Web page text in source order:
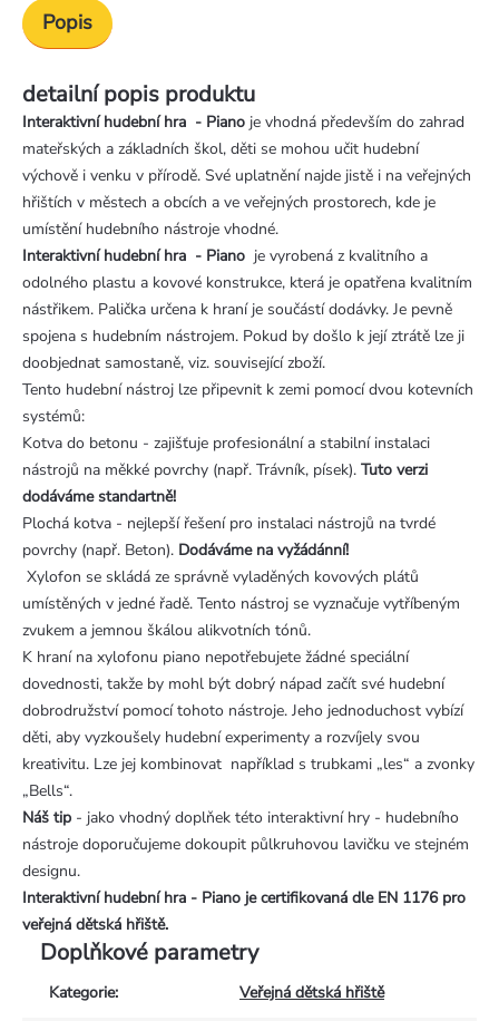
Popis
detailní popis produktu
Interaktivní hudební hra - Piano je vhodná především do zahrad
mateřských a základních škol, děti se mohou učit hudební
výchově i venku v přírodě. Své uplatnění najde jistě i na veřejných
hřištích v městech a obcích a ve veřejných prostorech, kde je
umístění hudebního nástroje vhodné.
Interaktivní hudební hra - Piano je vyrobená z kvalitního a
odolného plastu a kovové konstrukce, která je opatřena kvalitním
nástřikem. Palička určena k hraní je součástí dodávky. Je pevně
spojena s hudebním nástrojem. Pokud by došlo k její ztrátě lze ji
doobjednat samostaně, viz. související zboží.
Tento hudební nástroj lze připevnit k zemi pomocí dvou kotevních
systémů:
Kotva do betonu - zajišťuje profesionální a stabilní instalaci
nástrojů na měkké povrchy (např. Trávník, písek). Tuto verzi
dodáváme standartně!
Plochá kotva - nejlepší řešení pro instalaci nástrojů na tvrdé
povrchy (např. Beton). Dodáváme na vyžádánní!
Xylofon se skládá ze správně vyladěných kovových plátů
umístěných v jedné řadě. Tento nástroj se vyznačuje vytříbeným
zvukem a jemnou škálou alikvotních tónů.
K hraní na xylofonu piano nepotřebujete žádné speciální
dovednosti, takže by mohl být dobrý nápad začít své hudební
dobrodružství pomocí tohoto nástroje. Jeho jednoduchost vybízí
děti, aby vyzkoušely hudební experimenty a rozvíjely svou
kreativitu. Lze jej kombinovat například s trubkami „les“ a zvonky
„Bells“.
Náš tip - jako vhodný doplňek této interaktivní hry - hudebního
nástroje doporučujeme dokoupit půlkruhovou lavičku ve stejném
designu.
Interaktivní hudební hra - Piano je certifikovaná dle EN 1176 pro
veřejná dětská hřiště.
Doplňkové parametry
Kategorie: Veřejná dětská hřiště